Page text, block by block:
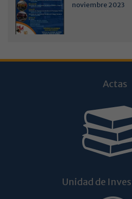
noviembre 2023
Actas
Unidad de